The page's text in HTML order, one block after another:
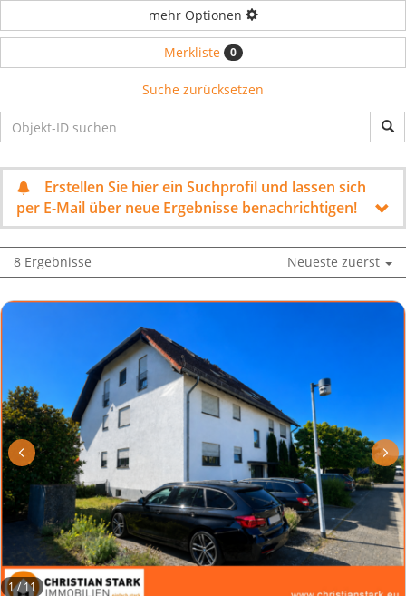
mehr Optionen
Merkliste 0
Suche zurücksetzen
Erstellen Sie hier ein Suchprofil und lassen sich
per E-Mail über neue Ergebnisse benachrichtigen!
8 Ergebnisse Neueste zuerst
1/11